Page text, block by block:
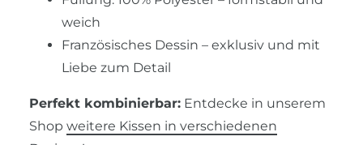
weich
Französisches Dessin – exklusiv und mit
Liebe zum Detail
Perfekt kombinierbar: Entdecke in unserem
Shop weitere Kissen in verschiedenen